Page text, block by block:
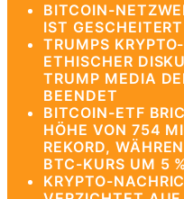
BITCOIN-
IST GESCHEITERT
TRUMPS
ETHISCHER
TRUMP MEDIA
BEENDET
BITCOIN-ETF
HÖHE VON 754
REKORD,
BTC-KURS UM 5
KRYPTO-